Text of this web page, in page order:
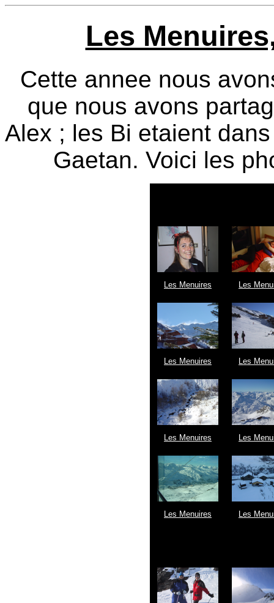
Les
Cette annee nous
que nous avons
Alex ; les Bi etaient
Gaetan. Voici les
Les Menuires Les
Les Menuires Les
Les Menuires Les
Les Menuires Les